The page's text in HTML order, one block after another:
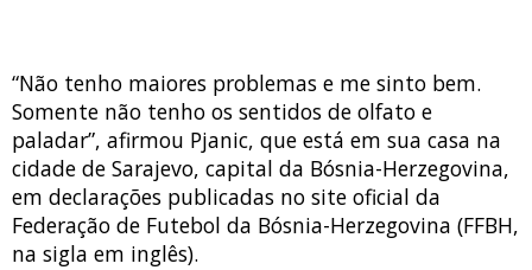
“Não tenho maiores problemas e me sinto bem.
Somente não tenho os sentidos de olfato e
paladar”, afirmou Pjanic, que está em sua casa na
cidade de Sarajevo, capital da Bósnia-Herzegovina,
em declarações publicadas no site oficial da
Federação de Futebol da Bósnia-Herzegovina (FFBH,
na sigla em inglês).